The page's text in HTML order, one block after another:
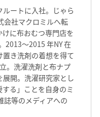
ートに入社。じゃら
会社マクロミルへ転
に布おむつ専門店を
2013～2015 年NY 在
き洗剤の着想を得て
。洗濯洗剤と布ナプ
開。洗濯研究家とし
る」ことを自身のミ
誌等のメディアへの